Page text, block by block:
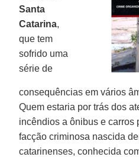
Santa
Catarina,
que tem
sofrido uma
série de
consequências em vários
Quem estaria por trás dos
incêndios a ônibus e carros
facção criminosa nascida
catarinenses, conhecida